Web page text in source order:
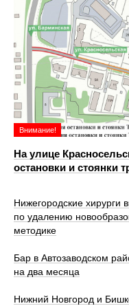
Внимание!
На улице
остановки и стоянки
Нижегородские хирурги
по удалению
методике
Бар в Автозаводском
на два месяца
Нижний Новгород и